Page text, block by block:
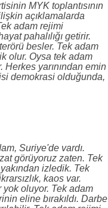
MYK toplantısının
açıklamalarda
adam rejimi
pahalılığı getirir.
besler. Tek adam
olur. Oysa tek adam
yarınından emin
demokrasi olduğunda,
Suriye'de vardı.
görüyoruz zaten. Tek
izledik. Tek
kaos var.
oluyor. Tek adam
eline bırakıldı. Darbe